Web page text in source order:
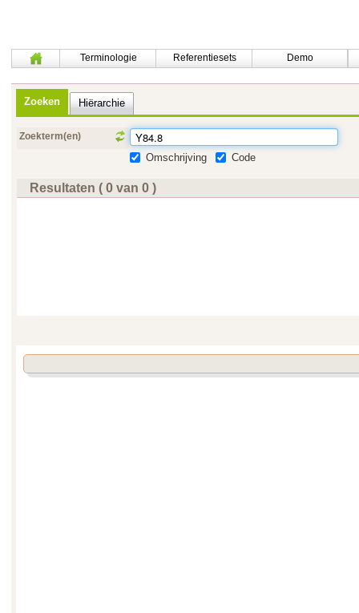
Terminologie Referentiesets Demo
Zoeken Hiërarchie
Zoekterm(en)
Omschrijving Code
Resultaten ( 0 van 0 )